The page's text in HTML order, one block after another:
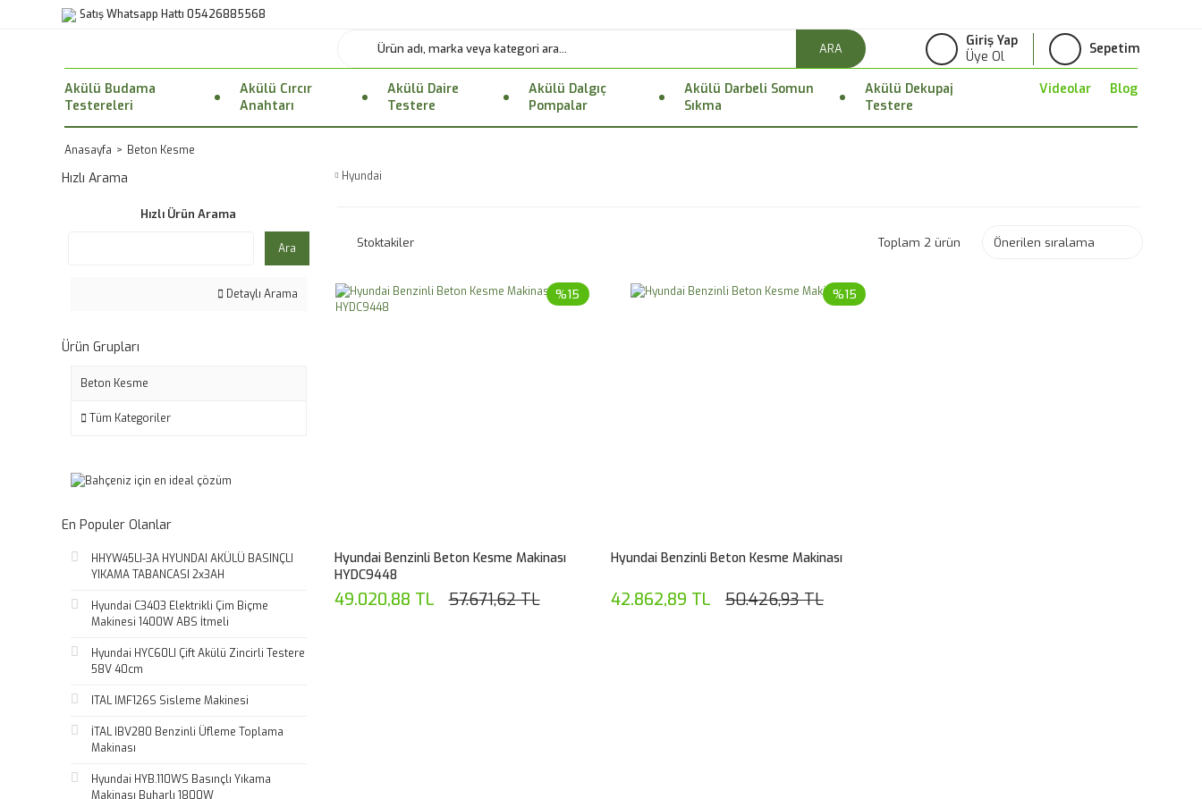
Satış Whatsapp Hattı 05426885568
ARA
Giriş Yap
Üye Ol
Sepetim
Akülü Budama
Testereleri
Akülü Cırcır
Anahtarı
Akülü Daire
Testere
Akülü Dalgıç
Pompalar
Akülü Darbeli Somun
Sıkma
Akülü Dekupaj
Testere
Videolar Blog
Anasayfa Beton Kesme
Hızlı Arama
Hızlı Ürün Arama
Ara
Detaylı Arama
Ürün Grupları
Beton Kesme
Tüm Kategoriler
En Populer Olanlar
HHYW45LI-3A HYUNDAI AKÜLÜ BASINÇLI
YIKAMA TABANCASI 2x3AH
Hyundai C3403 Elektrikli Çim Biçme
Makinesi 1400W ABS İtmeli
Hyundai HYC60LI Çift Akülü Zincirli Testere
58V 40cm
ITAL IMF126S Sisleme Makinesi
İTAL IBV280 Benzinli Üfleme Toplama
Makinası
Hyundai HYB.110WS Basınçlı Yıkama
Makinası Buharlı 1800W
Hyundai
Stoktakiler Toplam 2 ürün
%15
Hyundai Benzinli Beton Kesme Makinası
HYDC9448
49.020,88 TL 57.671,62 TL
%15
Hyundai Benzinli Beton Kesme Makinası
42.862,89 TL 50.426,93 TL